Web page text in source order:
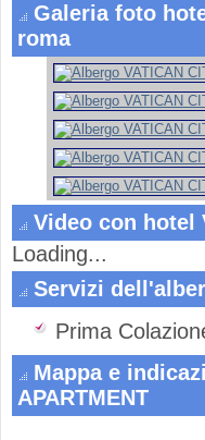
Galeria foto
roma
Video con hotel
Loading...
Servizi
Prima
Mappa e
APARTMENT